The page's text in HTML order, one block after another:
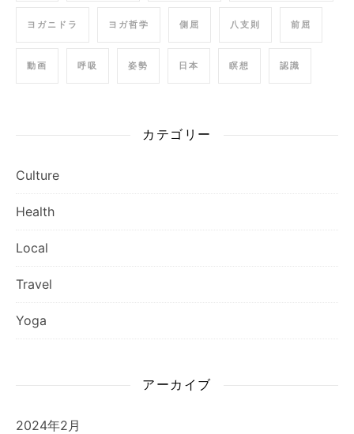
ヨガニドラ ヨガ哲学 側屈 八支則 前屈
動画 呼吸 姿勢 日本 瞑想 認識
カテゴリー
Culture
Health
Local
Travel
Yoga
アーカイブ
2024年2月